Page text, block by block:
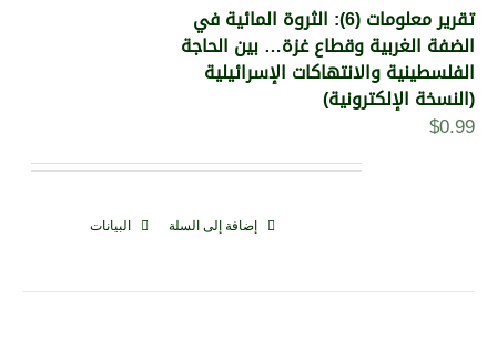
تقرير معلومات (6): الثروة المائية في
الضفة الغربية وقطاع غزة… بين الحاجة
الفلسطينية والانتهاكات الإسرائيلية
(النسخة الإلكترونية)
$0.99
إضافة إلى السلة البيانات